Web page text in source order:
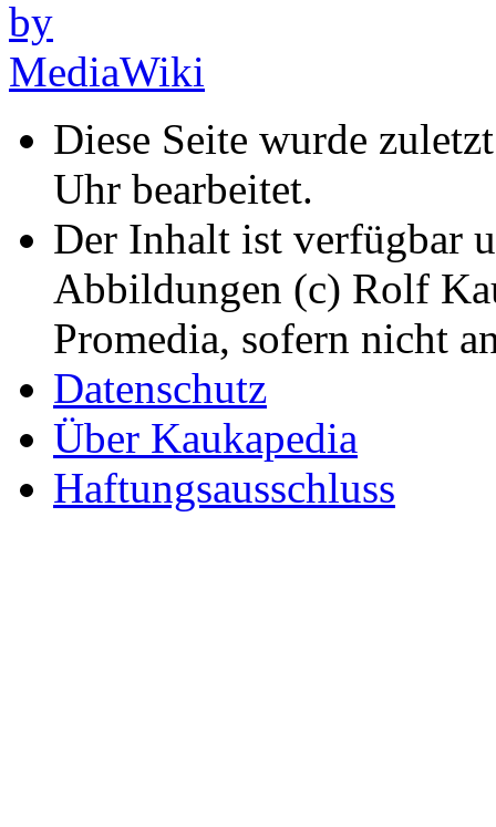
Diese Seite wurde
Uhr bearbeitet.
Der Inhalt ist verfügbar
Abbildungen (c) Rolf
Promedia, sofern nicht
Datenschutz
Über Kaukapedia
Haftungsausschluss